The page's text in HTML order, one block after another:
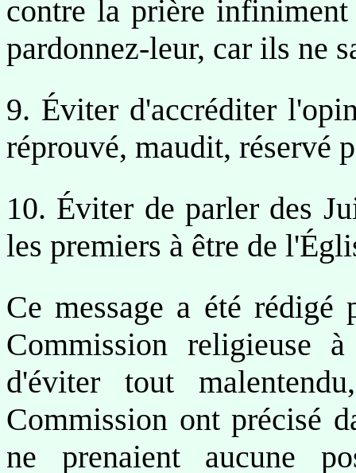
contre la prière infiniment
pardonnez-leur, car ils ne
9. Éviter d'accréditer
réprouvé, maudit, réservé
10. Éviter de parler des
les premiers à être de
Ce message a été rédigé
Commission religieuse
d'éviter tout
Commission ont précisé
ne prenaient aucune